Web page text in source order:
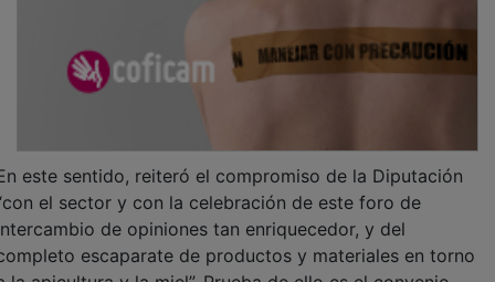
el sector y con la celebración de este foro de
de opiniones tan enriquecedor, y del
escaparate de productos y materiales en torno
la apicultura y la miel”. Prueba de ello es el convenio